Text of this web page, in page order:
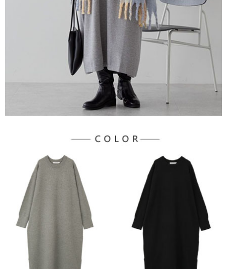
２．關於個人資料處理事宜，請瀏覽以下網址：
https://aftee.tw/terms/#terms3
３．未成年的使用者請事先徵得法定代理人或監護人之同意方可使用
「AFTEE先享後付」，若未經同意申辦者引起之損失，本公司不負相關責
４．使用「AFTEE先享後付」時，將依據個別帳號之用戶狀況，依本公司即
時審查核予不同之上限額度；若仍有額度不足之情形，本公司將視審查結果
請求用戶進行身份認證。
５．嚴禁一人註冊多個帳號或使用他人資訊註冊。若發現惡意使用之情形，
恩沛科技股份有限公司將有權停止該用戶之使用額度並採取法律行動。
每筆NT$60，滿NT$888(含以上)免運費
每筆NT$90，滿NT$888(含以上)免運費